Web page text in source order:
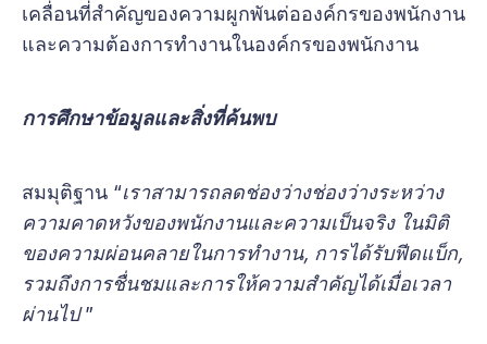
เคลื่อนที่สำคัญของความผูกพันต่อองค์กรของพนักงาน
และความต้องการทำงานในองค์กรของพนักงาน
การศึกษาข้อมูลและสิ่งที่ค้นพบ
สมมุติฐาน “เราสามารถลดช่องว่างช่องว่างระหว่าง
ความคาดหวังของพนักงานและความเป็นจริง ในมิติ
ของความผ่อนคลายในการทำงาน, การได้รับฟีดแบ็ก,
รวมถึงการชื่นชมและการให้ความสำคัญได้เมื่อเวลา
ผ่านไป”